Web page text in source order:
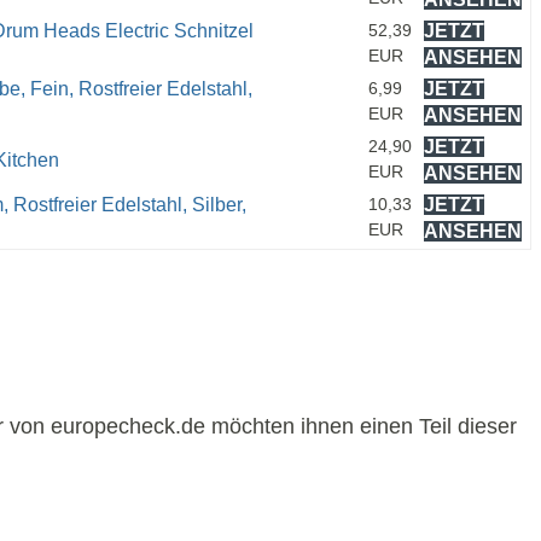
Heads Electric Schnitzel
52,39
EUR
JETZT
ANSEHEN
Fein, Rostfreier Edelstahl,
6,99
EUR
JETZT
ANSEHEN
24,90
EUR
JETZT
ANSEHEN
Rostfreier Edelstahl, Silber,
10,33
EUR
JETZT
ANSEHEN
europecheck.de möchten ihnen einen Teil dieser